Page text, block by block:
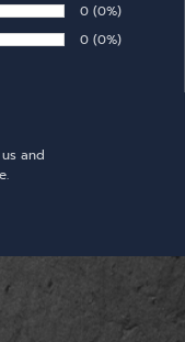
Number of rates:
0 Percentage of
(0%)
Number of rates:
0 Percentage of
(0%)
and